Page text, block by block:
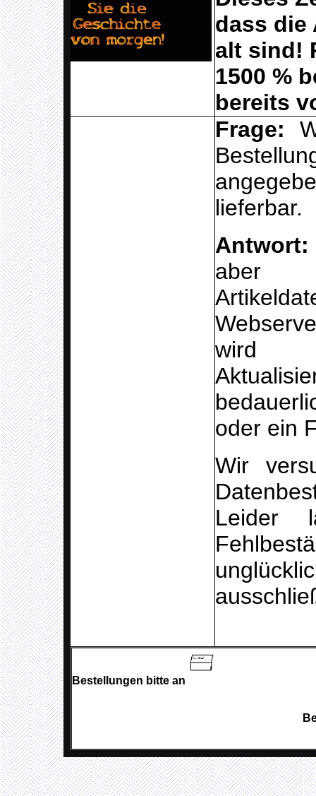
dass die
alt sind!
1500 %
bereits
Frage:
lieferbar.
aber
wird
oder ein
Wir
Leider
Bestellungen bitte an